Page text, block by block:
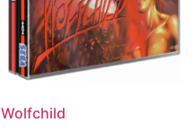
Wolfchild